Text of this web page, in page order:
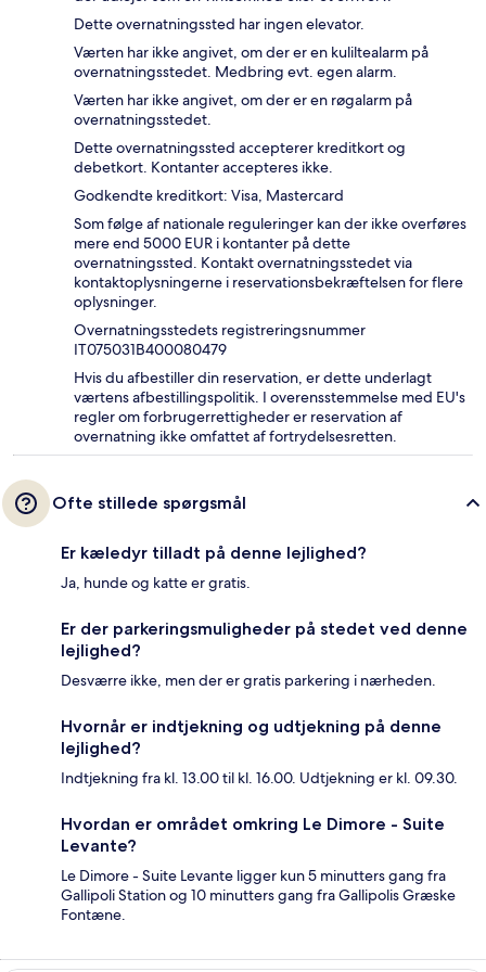
Dette overnatningssted har ingen elevator.
Værten har ikke angivet, om der er en kuliltealarm på
overnatningsstedet. Medbring evt. egen alarm.
Værten har ikke angivet, om der er en røgalarm på
overnatningsstedet.
Dette overnatningssted accepterer kreditkort og
debetkort. Kontanter accepteres ikke.
Godkendte kreditkort: Visa, Mastercard
Som følge af nationale reguleringer kan der ikke overføres
mere end 5000 EUR i kontanter på dette
overnatningssted. Kontakt overnatningsstedet via
kontaktoplysningerne i reservationsbekræftelsen for flere
oplysninger.
Overnatningsstedets registreringsnummer
IT075031B400080479
Hvis du afbestiller din reservation, er dette underlagt
værtens afbestillingspolitik. I overensstemmelse med EU's
regler om forbrugerrettigheder er reservation af
overnatning ikke omfattet af fortrydelsesretten.
Ofte stillede spørgsmål
Er kæledyr tilladt på denne lejlighed?
Ja, hunde og katte er gratis.
Er der parkeringsmuligheder på stedet ved denne
lejlighed?
Desværre ikke, men der er gratis parkering i nærheden.
Hvornår er indtjekning og udtjekning på denne
lejlighed?
Indtjekning fra kl. 13.00 til kl. 16.00. Udtjekning er kl. 09.30.
Hvordan er området omkring Le Dimore - Suite
Levante?
Le Dimore - Suite Levante ligger kun 5 minutters gang fra
Gallipoli Station og 10 minutters gang fra Gallipolis Græske
Fontæne.